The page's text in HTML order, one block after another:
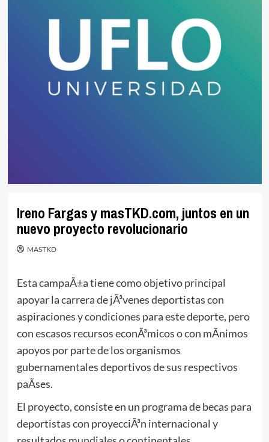
Ireno Fargas y masTKD.com, juntos en un
nuevo proyecto revolucionario
MASTKD
Esta campaÃ±a tiene como objetivo principal
apoyar la carrera de jÃ³venes deportistas con
aspiraciones y condiciones para este deporte, pero
con escasos recursos econÃ³micos o con mÃ­nimos
apoyos por parte de los organismos
gubernamentales deportivos de sus respectivos
paÃ­ses.
El proyecto, consiste en un programa de becas para
deportistas con proyecciÃ³n internacional y